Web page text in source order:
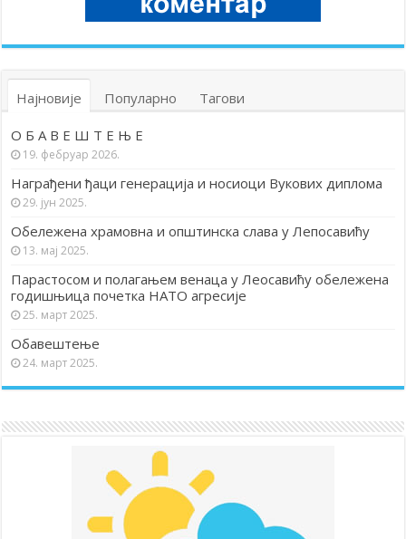
Најновије Популарно Тагови
О Б А В Е Ш Т Е Њ Е
19. фебруар 2026.
Награђени ђаци генерација и носиоци Вукових диплома
29. јун 2025.
Обележена храмовна и општинска слава у Лепосавићу
13. мај 2025.
Парастосом и полагањем венаца у Леосавићу обележена
годишњица почетка НАТО агресије
25. март 2025.
Обавештење
24. март 2025.